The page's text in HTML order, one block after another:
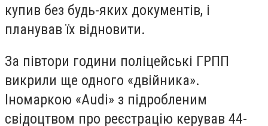
купив без будь-яких документів, і
планував їх відновити.
За півтори години поліцейські ГРПП
викрили ще одного «двійника».
Іномаркою «Audi» з підробленим
свідоцтвом про реєстрацію керував 44-